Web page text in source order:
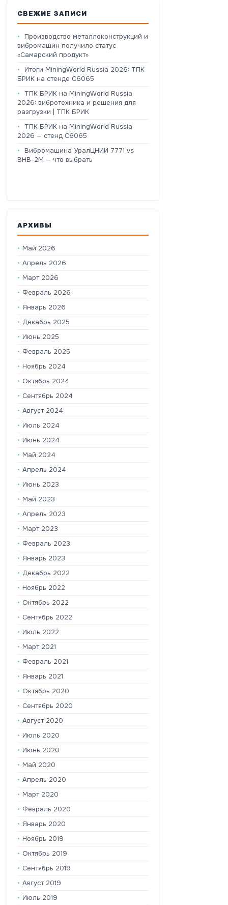
СВЕЖИЕ ЗАПИСИ
Производство металлоконструкций и
вибромашин получило статус
«Самарский продукт»
Итоги MiningWorld Russia 2026: ТПК
БРИК на стенде C6065
ТПК БРИК на MiningWorld Russia
2026: вибротехника и решения для
разгрузки | ТПК БРИК
ТПК БРИК на MiningWorld Russia
2026 — стенд C6065
Вибромашина УралЦНИИ 7771 vs
ВНВ-2М — что выбрать
АРХИВЫ
Май 2026
Апрель 2026
Март 2026
Февраль 2026
Январь 2026
Декабрь 2025
Июнь 2025
Февраль 2025
Ноябрь 2024
Октябрь 2024
Сентябрь 2024
Август 2024
Июль 2024
Июнь 2024
Май 2024
Апрель 2024
Июнь 2023
Май 2023
Апрель 2023
Март 2023
Февраль 2023
Январь 2023
Декабрь 2022
Ноябрь 2022
Октябрь 2022
Сентябрь 2022
Июль 2022
Март 2021
Февраль 2021
Январь 2021
Октябрь 2020
Сентябрь 2020
Август 2020
Июль 2020
Июнь 2020
Май 2020
Апрель 2020
Март 2020
Февраль 2020
Январь 2020
Ноябрь 2019
Октябрь 2019
Сентябрь 2019
Август 2019
Июль 2019